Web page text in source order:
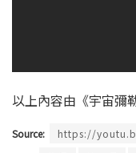
以上內容由《宇宙彌
Source:
https://